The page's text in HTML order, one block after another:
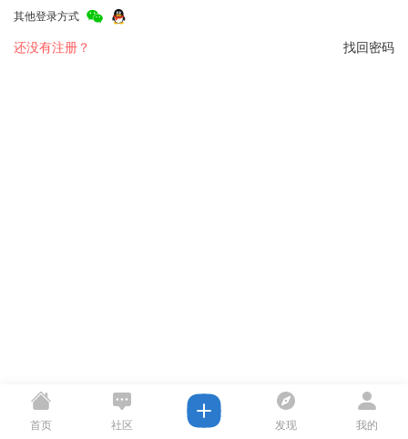
其他登录方式
找回密码
还没有注册？
首页 社区 发现 我的